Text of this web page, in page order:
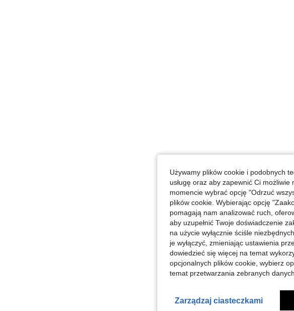
Używamy plików cookie i podobnych
usługę oraz aby zapewnić Ci
momencie wybrać opcję "Odrzuć
plików cookie. Wybierając opcję
pomagają nam analizować ruch,
aby uzupełnić Twoje doświadczenie
na użycie wyłącznie ściśle
je wyłączyć, zmieniając ustawienia
dowiedzieć się więcej na temat
opcjonalnych plików cookie, wybierz
temat przetwarzania zebranych
Zarządzaj ciasteczkami